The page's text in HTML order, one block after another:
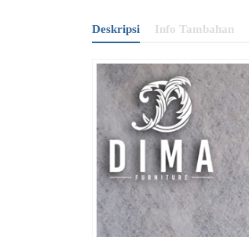
Deskripsi Info Tambahan